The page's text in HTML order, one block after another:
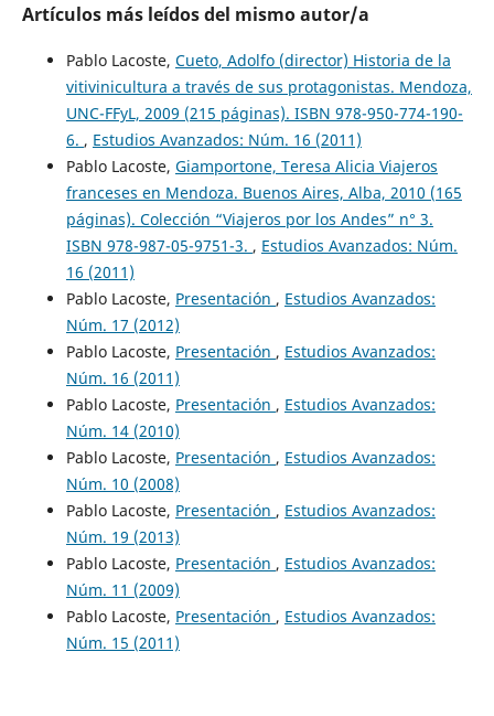
Artículos más leídos del mismo autor/a
Pablo Lacoste, Cueto, Adolfo (director) Historia de la
vitivinicultura a través de sus protagonistas. Mendoza,
UNC-FFyL, 2009 (215 páginas). ISBN 978-950-774-190-
6. , Estudios Avanzados: Núm. 16 (2011)
Pablo Lacoste, Giamportone, Teresa Alicia Viajeros
franceses en Mendoza. Buenos Aires, Alba, 2010 (165
páginas). Colección “Viajeros por los Andes” n° 3.
ISBN 978-987-05-9751-3. , Estudios Avanzados: Núm.
16 (2011)
Pablo Lacoste, Presentación , Estudios Avanzados:
Núm. 17 (2012)
Pablo Lacoste, Presentación , Estudios Avanzados:
Núm. 16 (2011)
Pablo Lacoste, Presentación , Estudios Avanzados:
Núm. 14 (2010)
Pablo Lacoste, Presentación , Estudios Avanzados:
Núm. 10 (2008)
Pablo Lacoste, Presentación , Estudios Avanzados:
Núm. 19 (2013)
Pablo Lacoste, Presentación , Estudios Avanzados:
Núm. 11 (2009)
Pablo Lacoste, Presentación , Estudios Avanzados:
Núm. 15 (2011)